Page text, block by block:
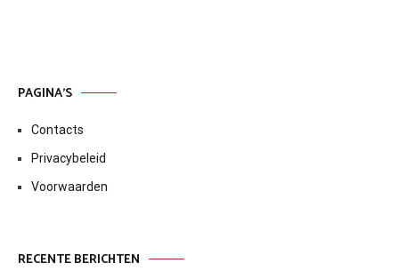
PAGINA’S
Contacts
Privacybeleid
Voorwaarden
RECENTE BERICHTEN